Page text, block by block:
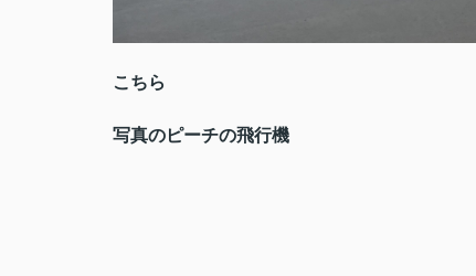
こちら
写真のピーチの飛行機